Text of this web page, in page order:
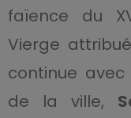
faïence du
Vierge
continue avec
de la ville,